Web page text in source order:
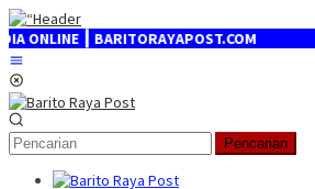
Loncat
ke
konten
┃ BARITORAYAPOST.COM
Pencarian